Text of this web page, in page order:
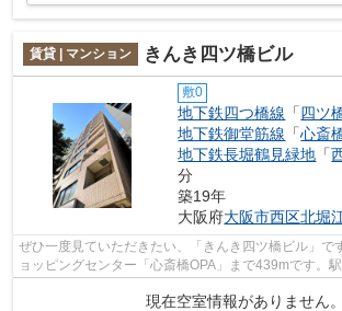
賃貸 | マンション きんき四ツ橋ビル
敷0
地下鉄四つ橋線 「四ツ
地下鉄御堂筋線 「心斎
地下鉄長堀鶴見緑地 「
分
築19年
大阪府大阪市西区北堀
ぜひ一度見ていただきたい、「きんき四ツ橋ビル」で
ョッピングセンター「心斎橋OPA」まで439mです。
クセス良好な駅近物件はいかがですか。...
現在空室情報がありません。